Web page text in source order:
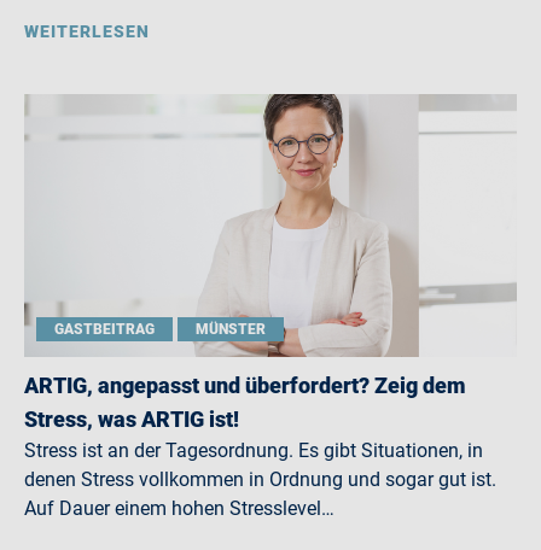
WEITERLESEN
GASTBEITRAG MÜNSTER
ARTIG, angepasst und überfordert? Zeig dem
Stress, was ARTIG ist!
Stress ist an der Tagesordnung. Es gibt Situationen, in
denen Stress vollkommen in Ordnung und sogar gut ist.
Auf Dauer einem hohen Stresslevel…